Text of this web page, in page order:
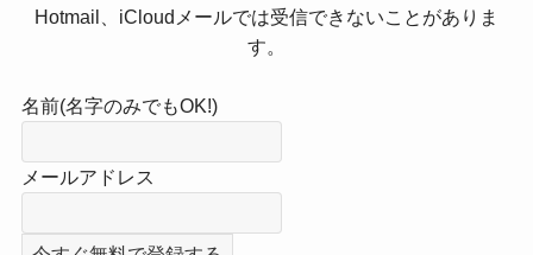
Hotmail、iCloudメールでは受信できないことがありま
す。
名前(名字のみでもOK!)
メールアドレス